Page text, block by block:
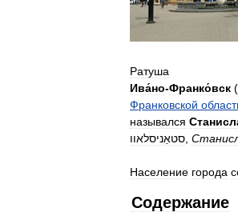
Ратуша
Ива́но-Франко́вск (
Франковской
назывался
סטאַניסלאוו,
Население города
Содержание